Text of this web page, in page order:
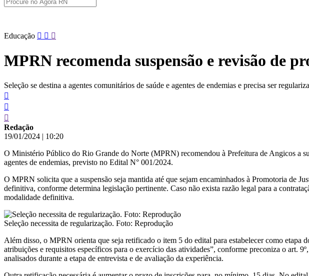
Pular
conteúdo
Educação
MPRN recomenda suspensão e revisão de
Seleção se destina a agentes comunitários de saúde e agentes de endemias e precisa ser
Redação
19/01/2024 | 10:20
O Ministério Público do Rio Grande do Norte (MPRN) recomendou à Prefeitura de Angicos a
agentes de endemias, previsto no Edital N° 001/2024.
O MPRN solicita que a suspensão seja mantida até que sejam encaminhados à Promotoria de
definitiva, conforme determina legislação pertinente. Caso não exista razão legal para a
modalidade definitiva.
Seleção necessita de regularização. Foto: Reprodução
Além disso, o MPRN orienta que seja retificado o item 5 do edital para estabelecer como etapa
atribuições e requisitos específicos para o exercício das atividades”, conforme preconiza o art.
analisados durante a etapa de entrevista e de avaliação da experiência.